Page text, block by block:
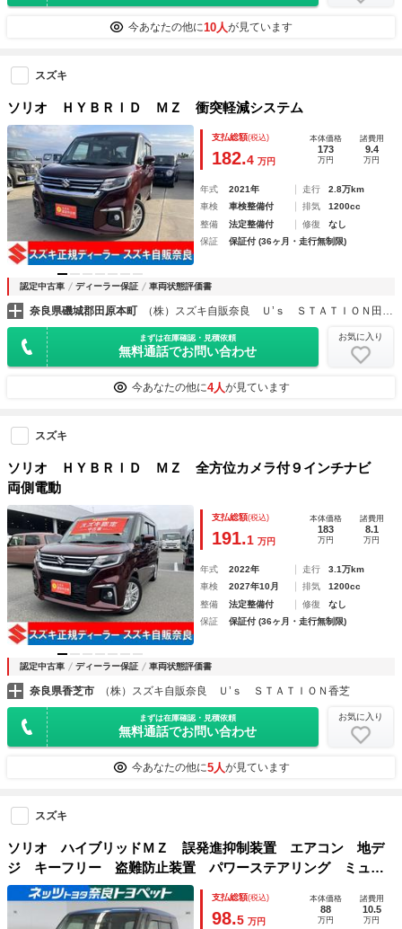
今あなたの他に10人が見ています
スズキ
ソリオ ＨＹＢＲＩＤ ＭＺ 衝突軽減システム
支払総額(税込)
182.4 万円
本体価格
173
万円
諸費用
9.4
万円
年式 2021年 走行
2.8万km
車検
車検整備付 排気
1200cc
整備
法定整備付 修復
なし
保証
保証付 (36ヶ月・走行無制限)
認定中古車 ディーラー保証 車両状態評価書
奈良県磯城郡田原本町 （株）スズキ自販奈良 Ｕ’ｓ ＳＴＡＴＩＯＮ田原本
まずは在庫確認・見積依頼
無料通話でお問い合わせ
お気に入り
今あなたの他に4人が見ています
スズキ
ソリオ ＨＹＢＲＩＤ ＭＺ 全方位カメラ付９インチナビ
両側電動
支払総額(税込)
191.1 万円
本体価格
183
万円
諸費用
8.1
万円
年式 2022年 走行
3.1万km
車検
2027年10月 排気
1200cc
整備
法定整備付 修復
なし
保証
保証付 (36ヶ月・走行無制限)
認定中古車 ディーラー保証 車両状態評価書
奈良県香芝市 （株）スズキ自販奈良 Ｕ’ｓ ＳＴＡＴＩＯＮ香芝
まずは在庫確認・見積依頼
無料通話でお問い合わせ
お気に入り
今あなたの他に5人が見ています
スズキ
ソリオ ハイブリッドＭＺ 誤発進抑制装置 エアコン 地デ
ジ キーフリー 盗難防止装置 パワーステアリング ミュー
ジックプレイヤー接続可 クルコン ＡＢＳ 運転席エアバッ
グ ＤＶＤ再生 横滑り防止 アルミホイール ドラレコ
支払総額(税込)
98.5 万円
本体価格
88
万円
諸費用
10.5
万円